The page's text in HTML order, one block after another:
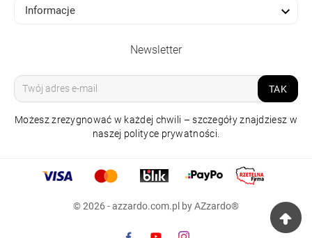
LAMPA WISZĄCA INFINITY
1 599,00 zł
np. 10x
Informacje 
Newsletter
TAK
Możesz zrezygnować w każdej chwili – szczegóły znajdziesz w
naszej polityce prywatności.
© 2026 - azzardo.com.pl by AZzardo®